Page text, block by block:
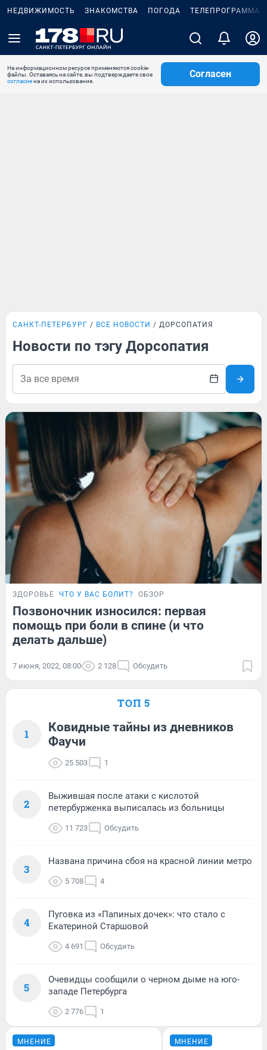
НЕДВИЖИМОСТЬ ЗНАКОМСТВА ПОГОДА ТЕЛЕПРОГРАММА
На информационном ресурсе применяются cookie-
файлы. Оставаясь на сайте, вы подтверждаете свое
согласиена их использование.
Согласен
САНКТ-ПЕТЕРБУРГ ВСЕ НОВОСТИ ДОРСОПАТИЯ
Новости по тэгу Дорсопатия
ЗДОРОВЬЕ ЧТО У ВАС БОЛИТ? ОБЗОР
Позвоночник износился: первая
помощь при боли в спине (и что
делать дальше)
7 июня, 2022, 08:00 2 128 Обсудить
ТОП 5
1
Ковидные тайны из дневников
Фаучи
25 503 1
2
Выжившая после атаки с кислотой
петербурженка выписалась из больницы
11 723 Обсудить
3
Названа причина сбоя на красной линии метро
5 708 4
4
Пуговка из «Папиных дочек»: что стало с
Екатериной Старшовой
4 691 Обсудить
5
Очевидцы сообщили о черном дыме на юго-
западе Петербурга
2 776 1
МНЕНИЕ МНЕНИЕ